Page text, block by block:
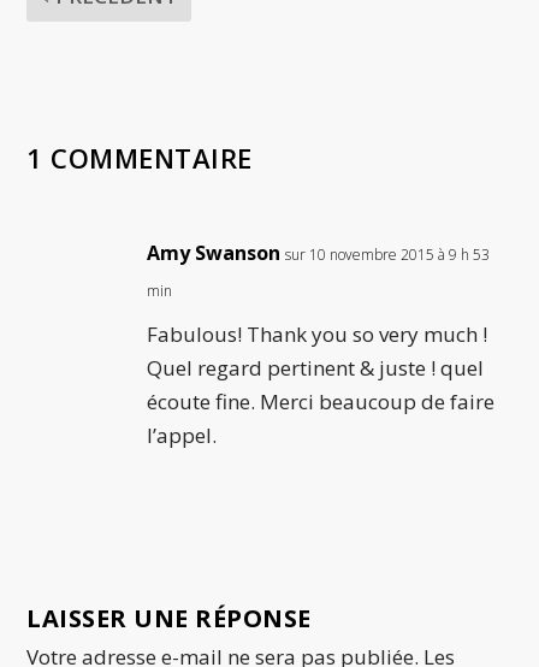
1 COMMENTAIRE
Amy Swanson sur 10 novembre 2015 à 9 h 53
min
Fabulous! Thank you so very much !
Quel regard pertinent & juste ! quel
écoute fine. Merci beaucoup de faire
l’appel.
LAISSER UNE RÉPONSE
Votre adresse e-mail ne sera pas publiée. Les